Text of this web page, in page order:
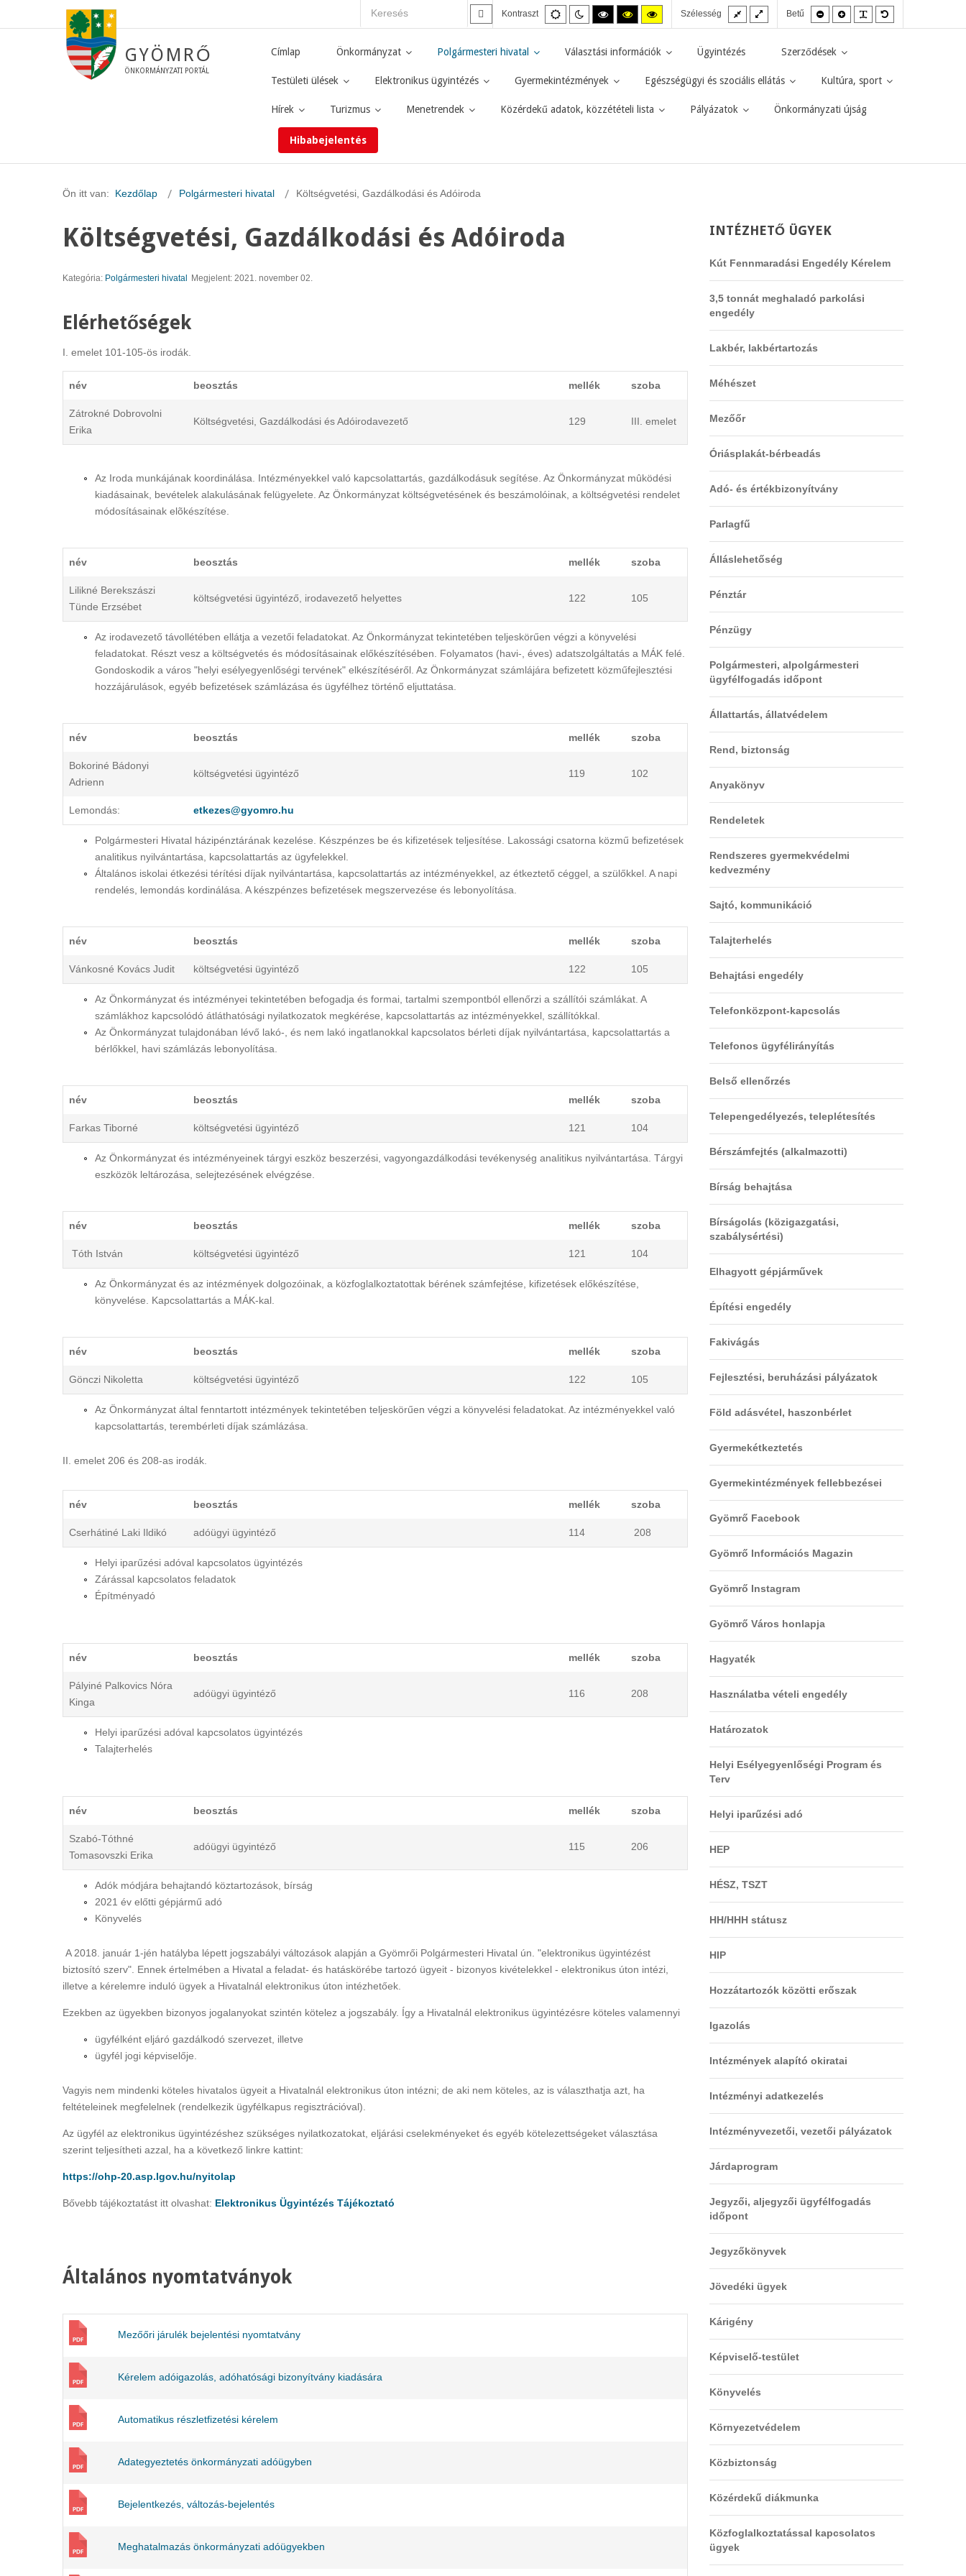
Kontraszt
Alapértelmezett
mód
Éjszakai
mód
Magas
kontraszt
mód.
Magas
kontraszt
mód.
Magas
kontraszt
mód.
Szélesség
Fix
elrendezés
Széles
elrendezés
Betű
Kisebb
betűméret
Nagyobb
betűméret
GYÖMRŐ
ÖNKORMÁNYZATI PORTÁL
Címlap Önkormányzat Polgármesteri hivatal Választási információk Ügyintézés Szerződések
Testületi ülések Elektronikus ügyintézés Gyermekintézmények Egészségügyi és szociális ellátás Kultúra, sport
Hírek Turizmus Menetrendek Közérdekű adatok, közzétételi lista Pályázatok Önkormányzati újság
Hibabejelentés
Ön itt van: Kezdőlap Polgármesteri hivatal Költségvetési, Gazdálkodási és Adóiroda
Költségvetési, Gazdálkodási és Adóiroda
Kategória: Polgármesteri hivatal Megjelent: 2021. november 02.
Elérhetőségek
I. emelet 101-105-ös irodák.
név beosztás mellék szoba
Zátrokné Dobrovolni
Erika
Költségvetési, Gazdálkodási és Adóirodavezető 129 III. emelet
Az Iroda munkájának koordinálása. Intézményekkel való kapcsolattartás, gazdálkodásuk segítése. Az Önkormányzat mûködési
kiadásainak, bevételek alakulásának felügyelete. Az Önkormányzat költségvetésének és beszámolóinak, a költségvetési rendelet
módosításainak elõkészítése.
név beosztás mellék szoba
Lilikné Berekszászi
Tünde Erzsébet
költségvetési ügyintéző, irodavezető helyettes 122 105
Az irodavezető távollétében ellátja a vezetői feladatokat. Az Önkormányzat tekintetében teljeskörűen végzi a könyvelési
feladatokat. Részt vesz a költségvetés és módosításainak előkészítésében. Folyamatos (havi-, éves) adatszolgáltatás a MÁK felé.
Gondoskodik a város "helyi esélyegyenlőségi tervének" elkészítéséről. Az Önkormányzat számlájára befizetett közműfejlesztési
hozzájárulások, egyéb befizetések számlázása és ügyfélhez történő eljuttatása.
név beosztás mellék szoba
Bokoriné Bádonyi
Adrienn
költségvetési ügyintéző 119 102
Lemondás: etkezes@gyomro.hu
Polgármesteri Hivatal házipénztárának kezelése. Készpénzes be és kifizetések teljesítése. Lakossági csatorna közmű befizetések
analitikus nyilvántartása, kapcsolattartás az ügyfelekkel.
Általános iskolai étkezési térítési díjak nyilvántartása, kapcsolattartás az intézményekkel, az étkeztető céggel, a szülőkkel. A napi
rendelés, lemondás kordinálása. A készpénzes befizetések megszervezése és lebonyolítása.
név beosztás mellék szoba
Vánkosné Kovács Judit költségvetési ügyintéző 122 105
Az Önkormányzat és intézményei tekintetében befogadja és formai, tartalmi szempontból ellenőrzi a szállítói számlákat. A
számlákhoz kapcsolódó átláthatósági nyilatkozatok megkérése, kapcsolattartás az intézményekkel, szállítókkal.
Az Önkormányzat tulajdonában lévő lakó-, és nem lakó ingatlanokkal kapcsolatos bérleti díjak nyilvántartása, kapcsolattartás a
bérlőkkel, havi számlázás lebonyolítása.
név beosztás mellék szoba
Farkas Tiborné költségvetési ügyintéző 121 104
Az Önkormányzat és intézményeinek tárgyi eszköz beszerzési, vagyongazdálkodási tevékenység analitikus nyilvántartása. Tárgyi
eszközök leltározása, selejtezésének elvégzése.
név beosztás mellék szoba
Tóth István költségvetési ügyintéző 121 104
Az Önkormányzat és az intézmények dolgozóinak, a közfoglalkoztatottak bérének számfejtése, kifizetések előkészítése,
könyvelése. Kapcsolattartás a MÁK-kal.
név beosztás mellék szoba
Gönczi Nikoletta költségvetési ügyintéző 122 105
Az Önkormányzat által fenntartott intézmények tekintetében teljeskörűen végzi a könyvelési feladatokat. Az intézményekkel való
kapcsolattartás, terembérleti díjak számlázása.
II. emelet 206 és 208-as irodák.
név beosztás mellék szoba
Cserhátiné Laki Ildikó adóügyi ügyintéző 114 208
Helyi iparűzési adóval kapcsolatos ügyintézés
Zárással kapcsolatos feladatok
Építményadó
név beosztás mellék szoba
Pályiné Palkovics Nóra
Kinga
adóügyi ügyintéző 116 208
Helyi iparűzési adóval kapcsolatos ügyintézés
Talajterhelés
név beosztás mellék szoba
Szabó-Tóthné
Tomasovszki Erika
adóügyi ügyintéző 115 206
Adók módjára behajtandó köztartozások, bírság
2021 év előtti gépjármű adó
Könyvelés
A 2018. január 1-jén hatályba lépett jogszabályi változások alapján a Gyömrői Polgármesteri Hivatal ún. "elektronikus ügyintézést
biztosító szerv". Ennek értelmében a Hivatal a feladat- és hatáskörébe tartozó ügyeit - bizonyos kivételekkel - elektronikus úton intézi,
illetve a kérelemre induló ügyek a Hivatalnál elektronikus úton intézhetőek.
Ezekben az ügyekben bizonyos jogalanyokat szintén kötelez a jogszabály. Így a Hivatalnál elektronikus ügyintézésre köteles valamennyi
ügyfélként eljáró gazdálkodó szervezet, illetve
ügyfél jogi képviselője.
Vagyis nem mindenki köteles hivatalos ügyeit a Hivatalnál elektronikus úton intézni; de aki nem köteles, az is választhatja azt, ha
feltételeinek megfelelnek (rendelkezik ügyfélkapus regisztrációval).
Az ügyfél az elektronikus ügyintézéshez szükséges nyilatkozatokat, eljárási cselekményeket és egyéb kötelezettségeket választása
szerint teljesítheti azzal, ha a következő linkre kattint:
https://ohp-20.asp.lgov.hu/nyitolap
Bővebb tájékoztatást itt olvashat: Elektronikus Ügyintézés Tájékoztató
Általános nyomtatványok
Mezőőri járulék bejelentési nyomtatvány
Kérelem adóigazolás, adóhatósági bizonyítvány kiadására
Automatikus részletfizetési kérelem
Adategyeztetés önkormányzati adóügyben
Bejelentkezés, változás-bejelentés
Meghatalmazás önkormányzati adóügyekben
INTÉZHETŐ ÜGYEK
Kút Fennmaradási Engedély Kérelem
3,5 tonnát meghaladó parkolási
engedély
Lakbér, lakbértartozás
Méhészet
Mezőőr
Óriásplakát-bérbeadás
Adó- és értékbizonyítvány
Parlagfű
Álláslehetőség
Pénztár
Pénzügy
Polgármesteri, alpolgármesteri
ügyfélfogadás időpont
Állattartás, állatvédelem
Rend, biztonság
Anyakönyv
Rendeletek
Rendszeres gyermekvédelmi
kedvezmény
Sajtó, kommunikáció
Talajterhelés
Behajtási engedély
Telefonközpont-kapcsolás
Telefonos ügyfélirányítás
Belső ellenőrzés
Telepengedélyezés, teleplétesítés
Bérszámfejtés (alkalmazotti)
Bírság behajtása
Bírságolás (közigazgatási,
szabálysértési)
Elhagyott gépjárművek
Építési engedély
Fakivágás
Fejlesztési, beruházási pályázatok
Föld adásvétel, haszonbérlet
Gyermekétkeztetés
Gyermekintézmények fellebbezései
Gyömrő Facebook
Gyömrő Információs Magazin
Gyömrő Instagram
Gyömrő Város honlapja
Hagyaték
Használatba vételi engedély
Határozatok
Helyi Esélyegyenlőségi Program és
Terv
Helyi iparűzési adó
HEP
HÉSZ, TSZT
HH/HHH státusz
HIP
Hozzátartozók közötti erőszak
Igazolás
Intézmények alapító okiratai
Intézményi adatkezelés
Intézményvezetői, vezetői pályázatok
Járdaprogram
Jegyzői, aljegyzői ügyfélfogadás
időpont
Jegyzőkönyvek
Jövedéki ügyek
Kárigény
Képviselő-testület
Könyvelés
Környezetvédelem
Közbiztonság
Közérdekű diákmunka
Közfoglalkoztatással kapcsolatos
ügyek